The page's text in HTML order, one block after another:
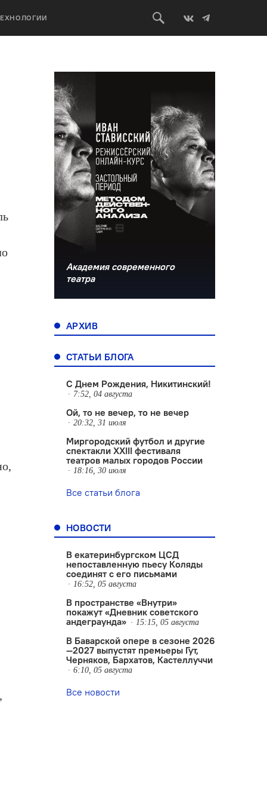
Академия современного
театра
АРХИВ
СТАТЬИ БЛОГА
С Днем Рождения, Никитинский!
7:52, 04 августа
Ой, то не вечер, то не вечер
20:32, 31 июля
Миргородский футбол и другие
спектакли XXIII фестиваля
театров малых городов России
18:16, 30 июля
Все статьи блога
НОВОСТИ
В екатеринбургском ЦСД
непоставленную пьесу Коляды
соединят с его письмами
16:52, 05 августа
В пространстве «Внутри»
покажут «Дневник советского
андеграунда»
15:15, 05 августа
В Баварской опере в сезоне 2026
—2027 выпустят премьеры Гут,
Черняков, Бархатов, Кастеллуччи
6:10, 05 августа
Все новости